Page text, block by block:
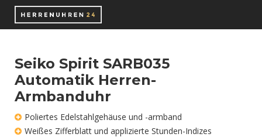
Seiko Spirit SARB035
Automatik Herren-
Armbanduhr
Poliertes Edelstahlgehäuse und -armband
Weißes Zifferblatt und applizierte Stunden-Indizes